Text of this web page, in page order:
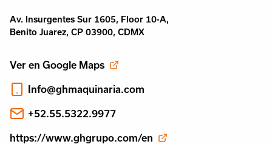
Av. Insurgentes Sur 1605, Floor 10-A,
Benito Juarez, CP 03900, CDMX
Ver en Google Maps
Info@ghmaquinaria.com
+52.55.5322.9977
https://www.ghgrupo.com/en